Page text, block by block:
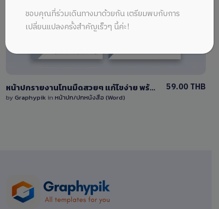
4 Sales
หน้าปกรายงานโทนมืดสวยๆ แก้ไขง่าย พร้อมพื้นที่วางรูปภาพ
by Graphypik in หน้าปก/ปกหนังสือ (Word)
59.00 THB
ขอบคุณที่ร่วมเดินทางมาด้วยกัน เตรียมพบกับการ
เปลี่ยนแปลงครั้งสำคัญเร็วๆ นี้ค่ะ!